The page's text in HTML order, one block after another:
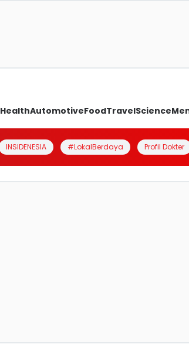
HealthAutomotiveFoodTravelScience
INSIDENESIA #LokalBerdaya Profil Dokter